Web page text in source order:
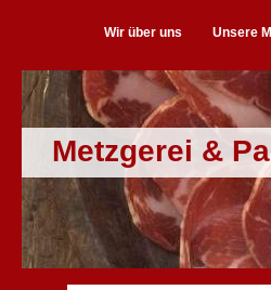
Wir über uns Unsere
Metzgerei &